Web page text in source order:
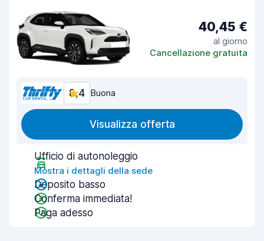
40,45 €
al giorno
Cancellazione gratuita
8,4 Buona
Visualizza offerta
Ufficio di autonoleggio
Mostra i dettagli della sede
Deposito basso
Conferma immediata!
Paga adesso